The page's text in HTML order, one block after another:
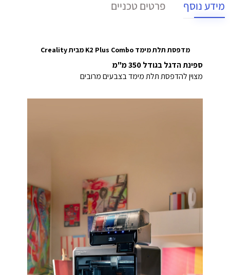
מידע נוסף פרטים טכניים
מדפסת תלת מימד K2 Plus Combo מבית Creality
ספינת הדגל בגודל 350 מ"מ
מצוין להדפסת תלת מימד בצבעים מרובים